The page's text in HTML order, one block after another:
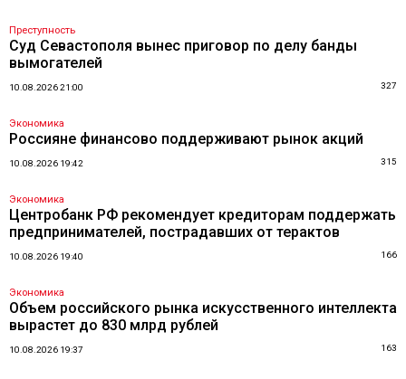
Преступность
Суд Севастополя вынес приговор по делу банды
вымогателей
10.08.2026 21:00 327
Экономика
Россияне финансово поддерживают рынок акций
10.08.2026 19:42 315
Экономика
Центробанк РФ рекомендует кредиторам поддержать
предпринимателей, пострадавших от терактов
10.08.2026 19:40 166
Экономика
Объем российского рынка искусственного интеллекта
вырастет до 830 млрд рублей
10.08.2026 19:37 163